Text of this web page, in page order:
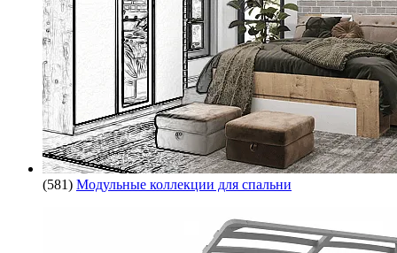
(581) Модульные коллекции для спальни